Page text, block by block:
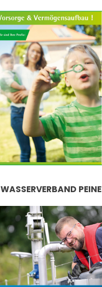
WASSERVERBAND PEINE